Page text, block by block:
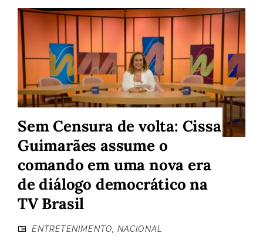
Sem Censura de volta: Cissa
Guimarães assume o
comando em uma nova era
de diálogo democrático na
TV Brasil
ENTRETENIMENTO NACIONAL